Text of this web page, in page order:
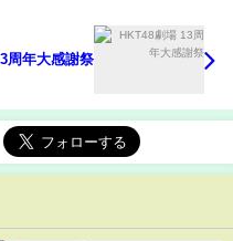
周年大感謝祭